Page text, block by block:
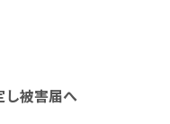
し被害届へ